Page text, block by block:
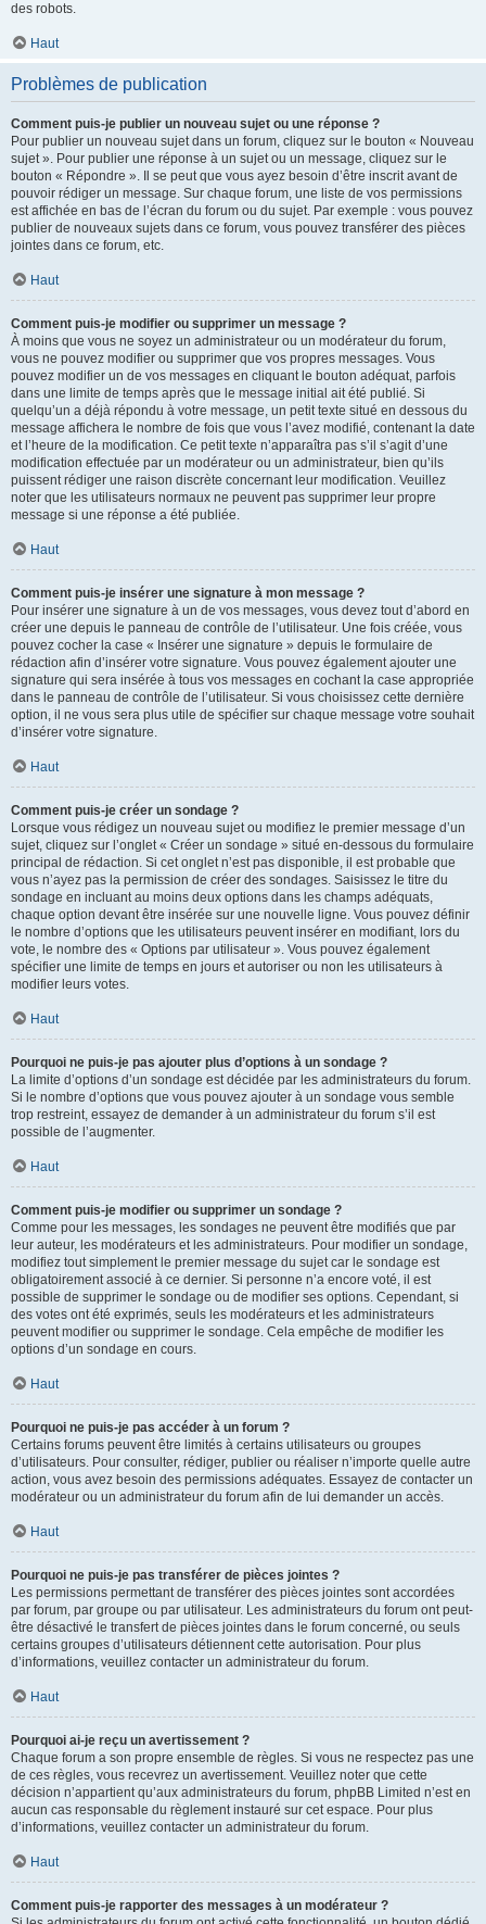
des robots.
Haut
Problèmes de publication
Comment puis-je publier un nouveau sujet ou une réponse ?
Pour publier un nouveau sujet dans un forum, cliquez sur le bouton « Nouveau
sujet ». Pour publier une réponse à un sujet ou un message, cliquez sur le
bouton « Répondre ». Il se peut que vous ayez besoin d’être inscrit avant de
pouvoir rédiger un message. Sur chaque forum, une liste de vos permissions
est affichée en bas de l’écran du forum ou du sujet. Par exemple : vous pouvez
publier de nouveaux sujets dans ce forum, vous pouvez transférer des pièces
jointes dans ce forum, etc.
Haut
Comment puis-je modifier ou supprimer un message ?
À moins que vous ne soyez un administrateur ou un modérateur du forum,
vous ne pouvez modifier ou supprimer que vos propres messages. Vous
pouvez modifier un de vos messages en cliquant le bouton adéquat, parfois
dans une limite de temps après que le message initial ait été publié. Si
quelqu’un a déjà répondu à votre message, un petit texte situé en dessous du
message affichera le nombre de fois que vous l’avez modifié, contenant la date
et l’heure de la modification. Ce petit texte n’apparaîtra pas s’il s’agit d’une
modification effectuée par un modérateur ou un administrateur, bien qu’ils
puissent rédiger une raison discrète concernant leur modification. Veuillez
noter que les utilisateurs normaux ne peuvent pas supprimer leur propre
message si une réponse a été publiée.
Haut
Comment puis-je insérer une signature à mon message ?
Pour insérer une signature à un de vos messages, vous devez tout d’abord en
créer une depuis le panneau de contrôle de l’utilisateur. Une fois créée, vous
pouvez cocher la case « Insérer une signature » depuis le formulaire de
rédaction afin d’insérer votre signature. Vous pouvez également ajouter une
signature qui sera insérée à tous vos messages en cochant la case appropriée
dans le panneau de contrôle de l’utilisateur. Si vous choisissez cette dernière
option, il ne vous sera plus utile de spécifier sur chaque message votre souhait
d’insérer votre signature.
Haut
Comment puis-je créer un sondage ?
Lorsque vous rédigez un nouveau sujet ou modifiez le premier message d’un
sujet, cliquez sur l’onglet « Créer un sondage » situé en-dessous du formulaire
principal de rédaction. Si cet onglet n’est pas disponible, il est probable que
vous n’ayez pas la permission de créer des sondages. Saisissez le titre du
sondage en incluant au moins deux options dans les champs adéquats,
chaque option devant être insérée sur une nouvelle ligne. Vous pouvez définir
le nombre d’options que les utilisateurs peuvent insérer en modifiant, lors du
vote, le nombre des « Options par utilisateur ». Vous pouvez également
spécifier une limite de temps en jours et autoriser ou non les utilisateurs à
modifier leurs votes.
Haut
Pourquoi ne puis-je pas ajouter plus d’options à un sondage ?
La limite d’options d’un sondage est décidée par les administrateurs du forum.
Si le nombre d’options que vous pouvez ajouter à un sondage vous semble
trop restreint, essayez de demander à un administrateur du forum s’il est
possible de l’augmenter.
Haut
Comment puis-je modifier ou supprimer un sondage ?
Comme pour les messages, les sondages ne peuvent être modifiés que par
leur auteur, les modérateurs et les administrateurs. Pour modifier un sondage,
modifiez tout simplement le premier message du sujet car le sondage est
obligatoirement associé à ce dernier. Si personne n’a encore voté, il est
possible de supprimer le sondage ou de modifier ses options. Cependant, si
des votes ont été exprimés, seuls les modérateurs et les administrateurs
peuvent modifier ou supprimer le sondage. Cela empêche de modifier les
options d’un sondage en cours.
Haut
Pourquoi ne puis-je pas accéder à un forum ?
Certains forums peuvent être limités à certains utilisateurs ou groupes
d’utilisateurs. Pour consulter, rédiger, publier ou réaliser n’importe quelle autre
action, vous avez besoin des permissions adéquates. Essayez de contacter un
modérateur ou un administrateur du forum afin de lui demander un accès.
Haut
Pourquoi ne puis-je pas transférer de pièces jointes ?
Les permissions permettant de transférer des pièces jointes sont accordées
par forum, par groupe ou par utilisateur. Les administrateurs du forum ont peut-
être désactivé le transfert de pièces jointes dans le forum concerné, ou seuls
certains groupes d’utilisateurs détiennent cette autorisation. Pour plus
d’informations, veuillez contacter un administrateur du forum.
Haut
Pourquoi ai-je reçu un avertissement ?
Chaque forum a son propre ensemble de règles. Si vous ne respectez pas une
de ces règles, vous recevrez un avertissement. Veuillez noter que cette
décision n’appartient qu’aux administrateurs du forum, phpBB Limited n’est en
aucun cas responsable du règlement instauré sur cet espace. Pour plus
d’informations, veuillez contacter un administrateur du forum.
Haut
Comment puis-je rapporter des messages à un modérateur ?